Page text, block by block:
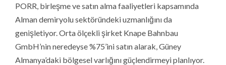
PORR, birleşme ve satın alma faaliyetleri kapsamında
Alman demiryolu sektöründeki uzmanlığını da
genişletiyor. Orta ölçekli şirket Knape Bahnbau
GmbH’nin neredeyse %75’ini satın alarak, Güney
Almanya’daki bölgesel varlığını güçlendirmeyi planlıyor.